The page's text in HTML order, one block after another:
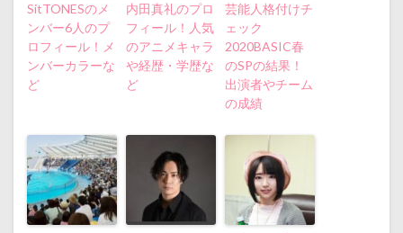
SitTONESのメ
ンバー6人のプ
ロフィール！メ
ンバーカラーな
ど
内田真礼のプロ
フィール！人気
のアニメキャラ
や経歴・学歴な
ど
芸能人格付けチ
ェック
2020BASIC春
のSPの結果！
出演者やチーム
の成績